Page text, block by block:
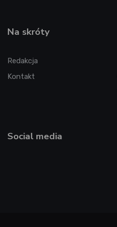
Na skróty
Redakcja
Kontakt
Social media